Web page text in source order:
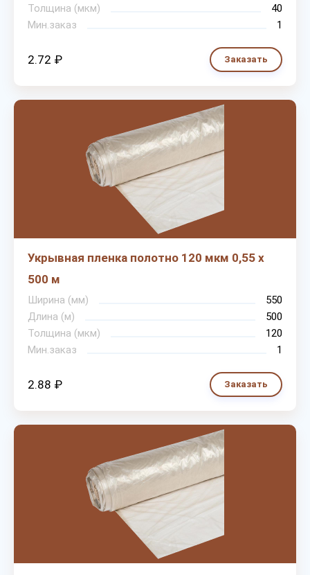
Толщина (мкм)
40
Мин.заказ
1
2.72 ₽ Заказать
Укрывная пленка полотно 120 мкм 0,55 х
500 м
Ширина (мм)
550
Длина (м)
500
Толщина (мкм)
120
Мин.заказ
1
2.88 ₽ Заказать